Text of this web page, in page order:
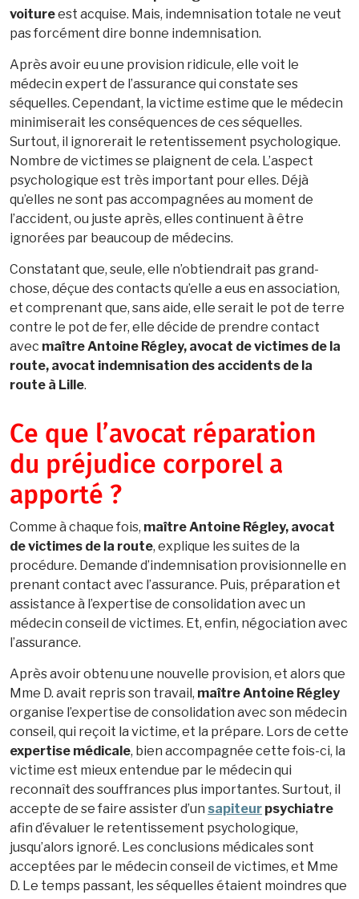
voitureest acquise. Mais, indemnisation totale ne veut
pas forcément dire bonne indemnisation.
Après avoir eu une provision ridicule, elle voit le
médecin expert de l’assurance qui constate ses
séquelles. Cependant, la victime estime que le médecin
minimiserait les conséquences de ces séquelles.
Surtout, il ignorerait le retentissement psychologique.
Nombre de victimes se plaignent de cela. L’aspect
psychologique est très important pour elles. Déjà
qu’elles ne sont pas accompagnées au moment de
l’accident, ou juste après, elles continuent à être
ignorées par beaucoup de médecins.
Constatant que, seule, elle n’obtiendrait pas grand-
chose, déçue des contacts qu’elle a eus en association,
et comprenant que, sans aide, elle serait le pot de terre
contre le pot de fer, elle décide de prendre contact
avec maître Antoine Régley, avocat de victimes de la
route, avocat indemnisation des accidents de la
route à Lille.
Ce que l’avocat réparation
du préjudice corporel a
apporté ?
Comme à chaque fois, maître Antoine Régley, avocat
de victimes de la route, explique les suites de la
procédure. Demande d’indemnisation provisionnelle en
prenant contact avec l’assurance. Puis, préparation et
assistance à l’expertise de consolidation avec un
médecin conseil de victimes. Et, enfin, négociation avec
l’assurance.
Après avoir obtenu une nouvelle provision, et alors que
Mme D. avait repris son travail, maître Antoine Régley
organise l’expertise de consolidation avec son médecin
conseil, qui reçoit la victime, et la prépare. Lors de cette
expertise médicale, bien accompagnée cette fois-ci, la
victime est mieux entendue par le médecin qui
reconnaît des souffrances plus importantes. Surtout, il
accepte de se faire assister d’un sapiteur psychiatre
afin d’évaluer le retentissement psychologique,
jusqu’alors ignoré. Les conclusions médicales sont
acceptées par le médecin conseil de victimes, et Mme
D. Le temps passant, les séquelles étaient moindres que